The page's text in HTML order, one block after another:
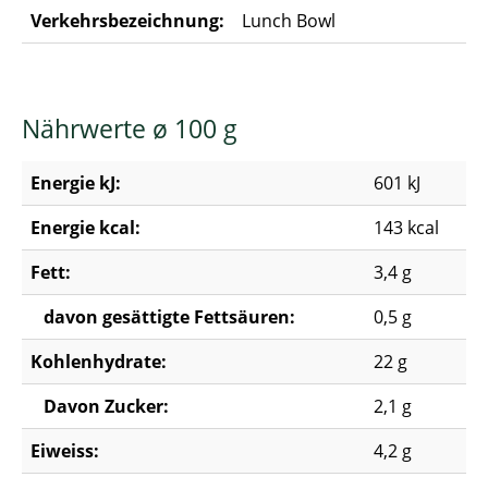
Verkehrsbezeichnung: Lunch Bowl
Nährwerte ø 100 g
Energie kJ:
601 kJ
Energie kcal:
143 kcal
Fett:
3,4 g
davon gesättigte Fettsäuren:
0,5 g
Kohlenhydrate:
22 g
Davon Zucker:
2,1 g
Eiweiss:
4,2 g